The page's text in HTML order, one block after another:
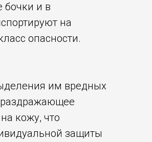
бочки и в
на
опасности.
им вредных
раздражающее
кожу, что
защиты